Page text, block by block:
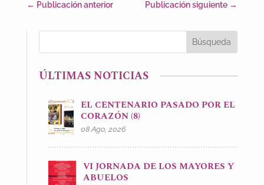
← Publicación anterior Publicación siguiente →
ÚLTIMAS NOTICIAS
EL CENTENARIO PASADO POR EL
CORAZÓN (8)
08 Ago, 2026
VI JORNADA DE LOS MAYORES Y
ABUELOS